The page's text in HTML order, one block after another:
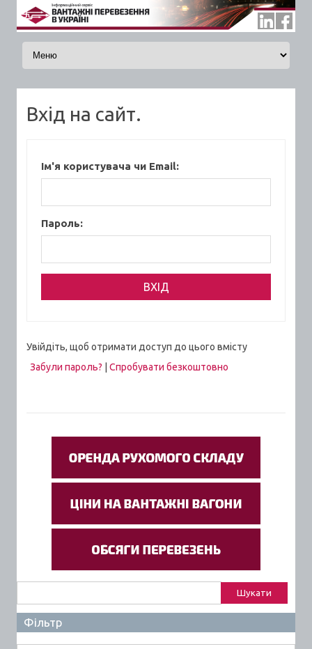
Skip to content
Вхід на сайт.
Ім'я користувача чи Email:
Пароль:
Увійдіть, щоб отримати доступ до цього вмісту
Забули пароль?
Спробувати безкоштовно
Фільтр